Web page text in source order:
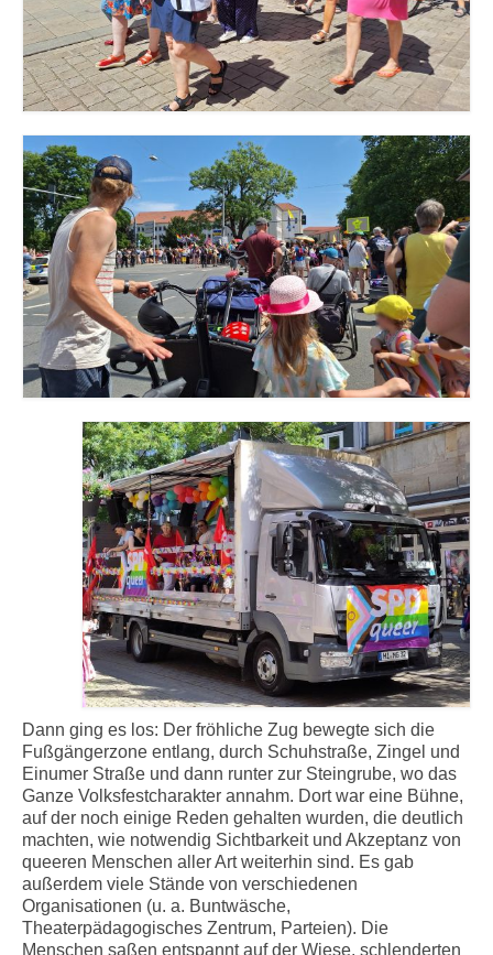
Dann ging es los: Der fröhliche Zug bewegte sich die
Fußgängerzone entlang, durch Schuhstraße, Zingel und
Einumer Straße und dann runter zur Steingrube, wo das
Ganze Volksfestcharakter annahm. Dort war eine Bühne,
auf der noch einige Reden gehalten wurden, die deutlich
machten, wie notwendig Sichtbarkeit und Akzeptanz von
queeren Menschen aller Art weiterhin sind. Es gab
außerdem viele Stände von verschiedenen
Organisationen (u. a. Buntwäsche,
Theaterpädagogisches Zentrum, Parteien). Die
Menschen saßen entspannt auf der Wiese, schlenderten